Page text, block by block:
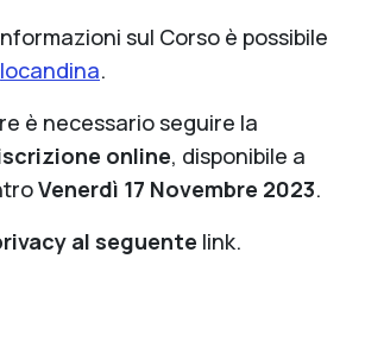
sul Corso è possibile
locandina.
è necessario seguire la
online, disponibile a
Venerdì 17 Novembre 2023.
al seguente link.